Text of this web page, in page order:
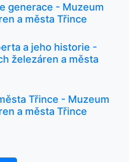
generace - Muzeum
a města Třince
a jeho historie -
železáren a města
Třince - Muzeum
a města Třince